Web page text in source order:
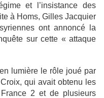
et l’insistance des
à Homs, Gilles Jacquier
ont annoncé la
sur cette « attaque
lumière le rôle joué par
qui avait obtenu les
2 et de plusieurs